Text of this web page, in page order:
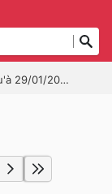
29/01/2026